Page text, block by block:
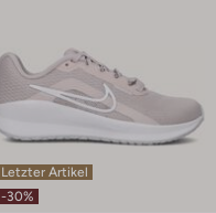
Letzter Artikel
-30%